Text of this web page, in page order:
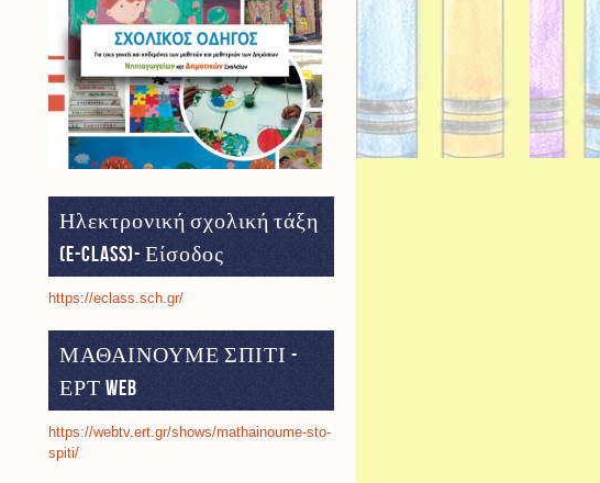
Ηλεκτρονική σχολική τάξη
(e-class)- Είσοδος
https://eclass.sch.gr/
ΜΑΘΑΙΝΟΥΜΕ ΣΠΙΤΙ -
ΕΡΤ web
https://webtv.ert.gr/shows/mathainoume-sto-
spiti/